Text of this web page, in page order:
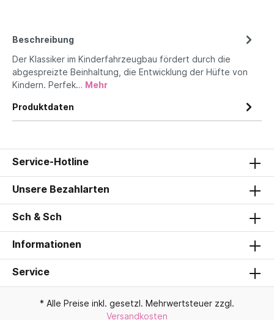
Beschreibung
Der Klassiker im Kinderfahrzeugbau fördert durch die
abgespreizte Beinhaltung, die Entwicklung der Hüfte von
Kindern. Perfek… Mehr
Produktdaten
Service-Hotline
Unsere Bezahlarten
Sch & Sch
Informationen
Service
* Alle Preise inkl. gesetzl. Mehrwertsteuer zzgl.
Versandkosten